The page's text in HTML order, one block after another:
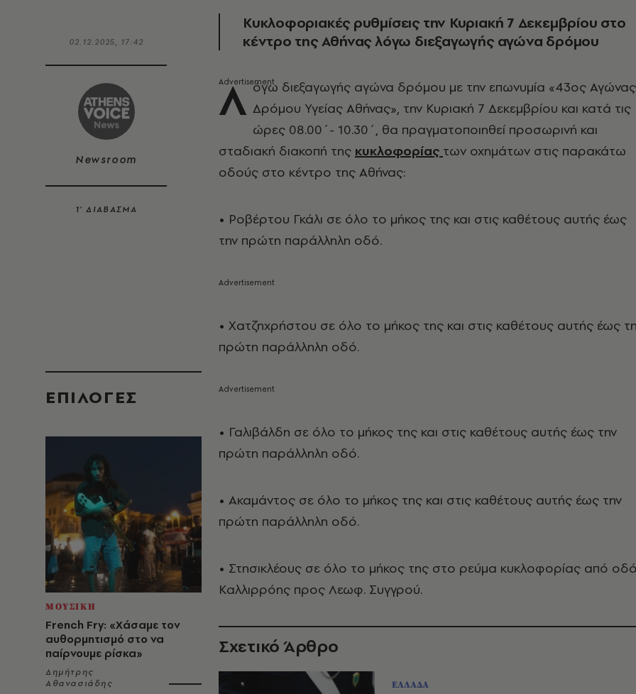
02.12.2025, 17:42
Newsroom
1’ ΔΙΑΒΑΣΜΑ
EΠΙΛΟΓΈΣ
ΜΟΥΣΙΚΗ
French Fry: «Χάσαμε τον
αυθορμητισμό στο να
παίρνουμε ρίσκα»
Δημήτρης
Αθανασιάδης
Kυκλοφοριακές ρυθμίσεις την Κυριακή 7 Δεκεμβρίου στο
κέντρο της Αθήνας λόγω διεξαγωγής αγώνα δρόμου
Λ όγω διεξαγωγής αγώνα δρόμου με την επωνυμία «43ος Αγώνας
Δρόμου Υγείας Αθήνας», την Κυριακή 7 Δεκεμβρίου και κατά τις
ώρες 08.00΄- 10.30΄, θα πραγματοποιηθεί προσωρινή και
σταδιακή διακοπή της κυκλοφορίας των οχημάτων στις παρακάτω
οδούς στο κέντρο της Αθήνας:
• Ροβέρτου Γκάλι σε όλο το μήκος της και στις καθέτους αυτής έως
την πρώτη παράλληλη οδό.
• Χατζηχρήστου σε όλο το μήκος της και στις καθέτους αυτής έως
πρώτη παράλληλη οδό.
• Γαλιβάλδη σε όλο το μήκος της και στις καθέτους αυτής έως την
πρώτη παράλληλη οδό.
• Ακαμάντος σε όλο το μήκος της και στις καθέτους αυτής έως την
πρώτη παράλληλη οδό.
• Στησικλέους σε όλο το μήκος της στο ρεύμα κυκλοφορίας από
Καλλιρρόης προς Λεωφ. Συγγρού.
Σχετικό Άρθρο
ΕΛΛΑΔΑ